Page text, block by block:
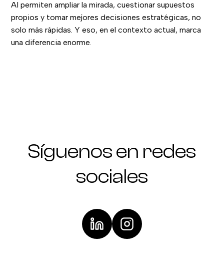
AI permiten ampliar la mirada, cuestionar supuestos
propios y tomar mejores decisiones estratégicas, no
solo más rápidas. Y eso, en el contexto actual, marca
una diferencia enorme.
Síguenos en redes
sociales